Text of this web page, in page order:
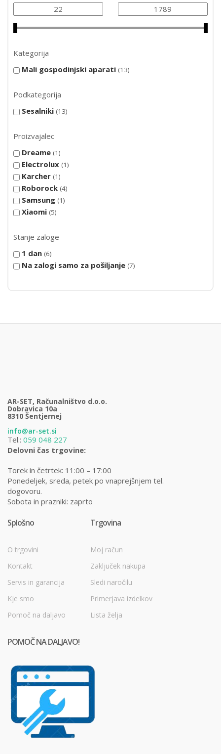
Kategorija
Mali gospodinjski aparati 13
Podkategorija
Sesalniki 13
Proizvajalec
Dreame 1
Electrolux 1
Karcher 1
Roborock 4
Samsung 1
Xiaomi 5
Stanje zaloge
1 dan 6
Na zalogi samo za pošiljanje 7
AR-SET, Računalništvo d.o.o.
Dobravica 10a
8310 Šentjernej
info@ar-set.si
Tel.: 059 048 227
Delovni čas trgovine:
Torek in četrtek: 11:00 – 17:00
Ponedeljek, sreda, petek po vnaprejšnjem tel.
dogovoru.
Sobota in prazniki: zaprto
Splošno
O trgovini
Kontakt
Servis in garancija
Kje smo
Pomoč na daljavo
Trgovina
Moj račun
Zaključek nakupa
Sledi naročilu
Primerjava izdelkov
Lista želja
POMOČ NA DALJAVO!